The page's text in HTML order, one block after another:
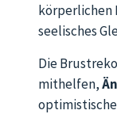
körperlichen
seelisches
Die
mithelfen,